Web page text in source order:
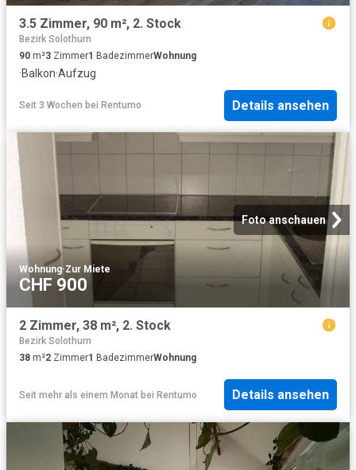
3.5 Zimmer, 90 m², 2. Stock
Bezirk Solothurn
90 m²3 Zimmer1 BadezimmerWohnung
·Balkon·Aufzug
Seit 3 Wochen bei Rentumo Details ansehen
Foto anschauen
Wohnung·Zur Miete
CHF 900
2 Zimmer, 38 m², 2. Stock
Bezirk Solothurn
38 m²2 Zimmer1 BadezimmerWohnung
Seit mehr als einem Monat bei Rentumo Details ansehen